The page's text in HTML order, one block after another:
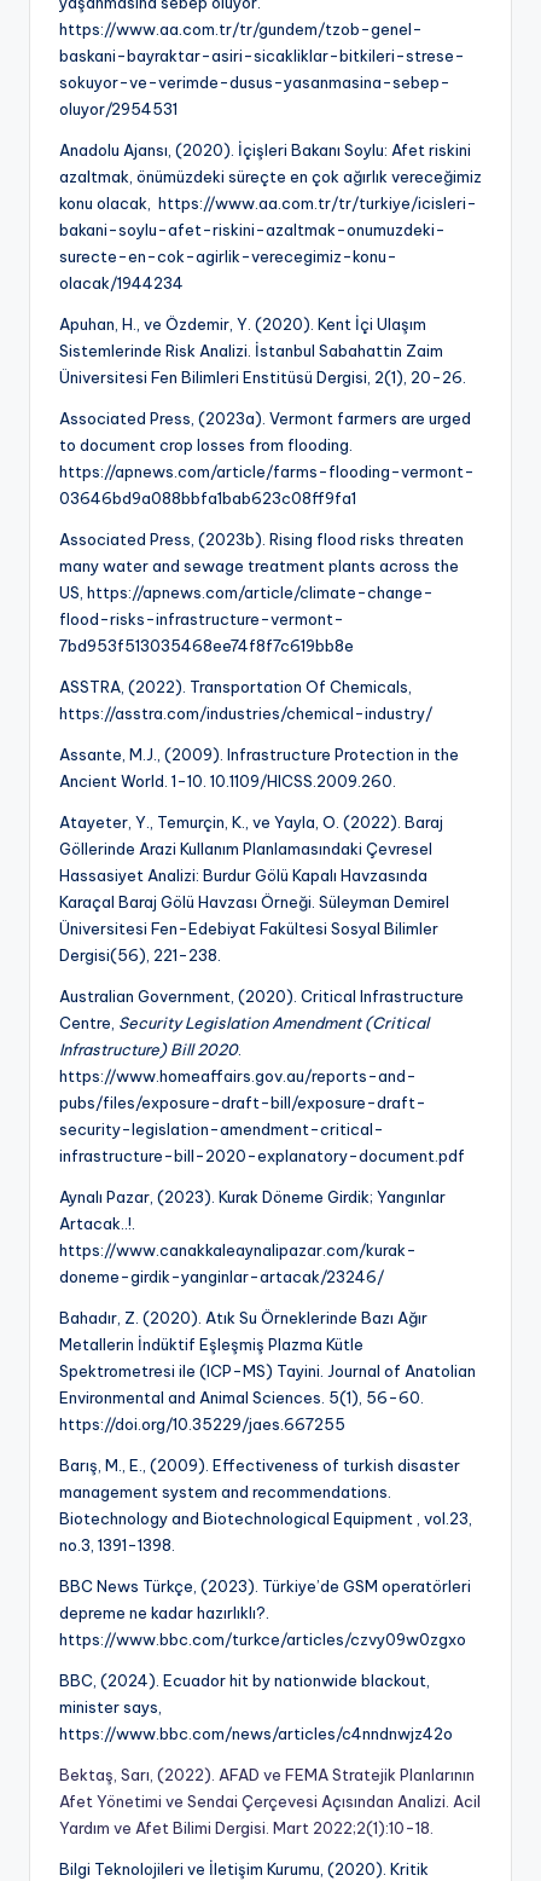
https://www.aa.com.tr/tr/gundem/tzob-genel-
baskani-bayraktar-asiri-sicakliklar-bitkileri-strese-
sokuyor-ve-verimde-dusus-yasanmasina-sebep-
oluyor/2954531
Anadolu Ajansı, (2020). İçişleri Bakanı Soylu: Afet riskini
azaltmak, önümüzdeki süreçte en çok ağırlık vereceğimiz
konu olacak, https://www.aa.com.tr/tr/turkiye/icisleri-
bakani-soylu-afet-riskini-azaltmak-onumuzdeki-
surecte-en-cok-agirlik-verecegimiz-konu-
olacak/1944234
Apuhan, H., ve Özdemir, Y. (2020). Kent İçi Ulaşım
Sistemlerinde Risk Analizi. İstanbul Sabahattin Zaim
Üniversitesi Fen Bilimleri Enstitüsü Dergisi, 2(1), 20-26.
Associated Press, (2023a). Vermont farmers are urged
to document crop losses from flooding.
https://apnews.com/article/farms-flooding-vermont-
03646bd9a088bbfa1bab623c08ff9fa1
Associated Press, (2023b). Rising flood risks threaten
many water and sewage treatment plants across the
US, https://apnews.com/article/climate-change-
flood-risks-infrastructure-vermont-
7bd953f513035468ee74f8f7c619bb8e
ASSTRA, (2022). Transportation Of Chemicals,
https://asstra.com/industries/chemical-industry/
Assante, M.J., (2009). Infrastructure Protection in the
Ancient World. 1-10. 10.1109/HICSS.2009.260.
Atayeter, Y., Temurçin, K., ve Yayla, O. (2022). Baraj
Göllerinde Arazi Kullanım Planlamasındaki Çevresel
Hassasiyet Analizi: Burdur Gölü Kapalı Havzasında
Karaçal Baraj Gölü Havzası Örneği. Süleyman Demirel
Üniversitesi Fen-Edebiyat Fakültesi Sosyal Bilimler
Dergisi(56), 221-238.
Australian Government, (2020). Critical Infrastructure
Centre, Security Legislation Amendment (Critical
Infrastructure) Bill 2020.
https://www.homeaffairs.gov.au/reports-and-
pubs/files/exposure-draft-bill/exposure-draft-
security-legislation-amendment-critical-
infrastructure-bill-2020-explanatory-document.pdf
Aynalı Pazar, (2023). Kurak Döneme Girdik; Yangınlar
Artacak..!.
https://www.canakkaleaynalipazar.com/kurak-
doneme-girdik-yanginlar-artacak/23246/
Bahadır, Z. (2020). Atık Su Örneklerinde Bazı Ağır
Metallerin İndüktif Eşleşmiş Plazma Kütle
Spektrometresi ile (ICP-MS) Tayini. Journal of Anatolian
Environmental and Animal Sciences. 5(1), 56-60.
https://doi.org/10.35229/jaes.667255
Barış, M., E., (2009). Effectiveness of turkish disaster
management system and recommendations.
Biotechnology and Biotechnological Equipment , vol.23,
no.3, 1391-1398.
BBC News Türkçe, (2023). Türkiye’de GSM operatörleri
depreme ne kadar hazırlıklı?.
https://www.bbc.com/turkce/articles/czvy09w0zgxo
BBC, (2024). Ecuador hit by nationwide blackout,
minister says,
https://www.bbc.com/news/articles/c4nndnwjz42o
Bektaş, Sarı, (2022). AFAD ve FEMA Stratejik Planlarının
Afet Yönetimi ve Sendai Çerçevesi Açısından Analizi. Acil
Yardım ve Afet Bilimi Dergisi. Mart 2022;2(1):10-18.
Bilgi Teknolojileri ve İletişim Kurumu, (2020). Kritik